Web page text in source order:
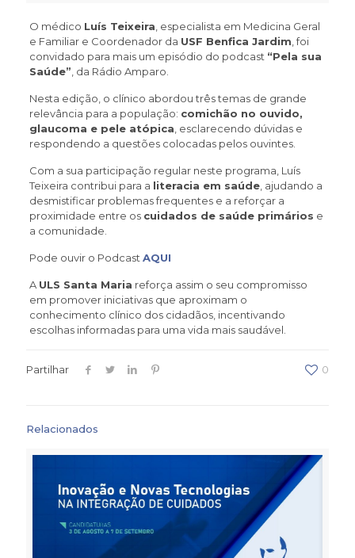
O médico Luís Teixeira , especialista em Medicina Geral
e Familiar e Coordenador da USF Benfica Jardim , foi
convidado para mais um episódio do podcast “Pela sua
Saúde” , da Rádio Amparo.
Nesta edição, o clínico abordou três temas de grande
relevância para a população: comichão no ouvido,
glaucoma e pele atópica , esclarecendo dúvidas e
respondendo a questões colocadas pelos ouvintes.
Com a sua participação regular neste programa, Luís
Teixeira contribui para a literacia em saúde, ajudando a
desmistificar problemas frequentes e a reforçar a
proximidade entre os cuidados de saúde primários e
a comunidade.
Pode ouvir o Podcast AQUI
A ULS Santa Maria reforça assim o seu compromisso
em promover iniciativas que aproximam o
conhecimento clínico dos cidadãos, incentivando
escolhas informadas para uma vida mais saudável.
Partilhar 0
Relacionados